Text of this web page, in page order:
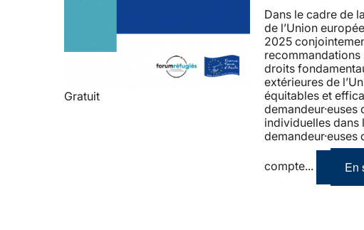
Gratuit
Dans le cadre de
de l’Union
2025
recommandations
droits
extérieures de
équitables et
demandeur·euses
individuelles dans
demandeur·euses
compte... En